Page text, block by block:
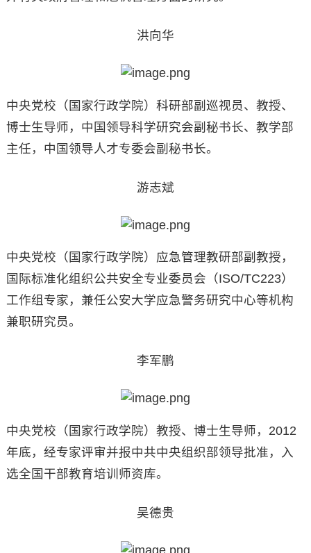
洪向华
中央党校（国家行政学院）科研部副巡视员、教授、
博士生导师，中国领导科学研究会副秘书长、教学部
主任，中国领导人才专委会副秘书长。
游志斌
中央党校（国家行政学院）应急管理教研部副教授，
国际标准化组织公共安全专业委员会（ISO/TC223）
工作组专家，兼任公安大学应急警务研究中心等机构
兼职研究员。
李军鹏
中央党校（国家行政学院）教授、博士生导师，2012
年底，经专家评审并报中共中央组织部领导批准，入
选全国干部教育培训师资库。
吴德贵